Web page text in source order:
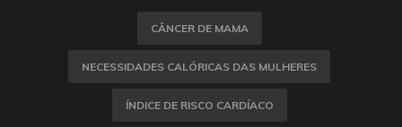
CÂNCER DE MAMA
NECESSIDADES CALÓRICAS DAS MULHERES
ÍNDICE DE RISCO CARDÍACO